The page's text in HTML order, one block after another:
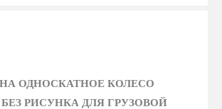
ОДНОСКАТНОЕ КОЛЕСО
РИСУНКА ДЛЯ ГРУЗОВОЙ